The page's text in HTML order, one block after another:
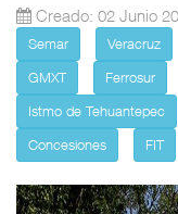
Creado: 02 Junio
Semar Veracruz
GMXT
Ferrosur
Istmo de Tehuantepec
Concesiones
FIT